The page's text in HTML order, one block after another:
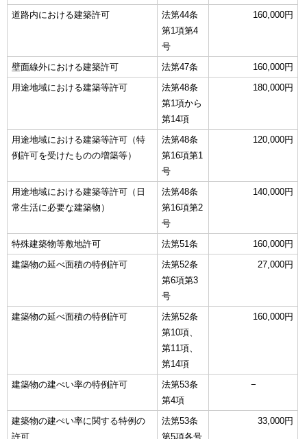
道路内における建築許可
法第44条
第1項第4
号
160,000円
壁面線外における建築許可 法第47条
160,000円
用途地域における建築等許可
法第48条
第1項から
第14項
180,000円
用途地域における建築等許可（特
例許可を受けたものの増築等）
法第48条
第16項第1
号
120,000円
用途地域における建築等許可（日
常生活に必要な建築物）
法第48条
第16項第2
号
140,000円
特殊建築物等敷地許可 法第51条
160,000円
建築物の延べ面積の特例許可
法第52条
第6項第3
号
27,000円
建築物の延べ面積の特例許可
法第52条
第10項、
第11項、
第14項
160,000円
建築物の建ぺい率の特例許可
法第53条
第4項
−
建築物の建ぺい率に関する特例の
許可
法第53条
第5項各号
33,000円